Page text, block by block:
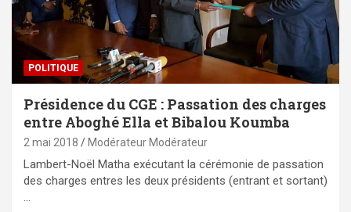
POLITIQUE
Présidence du CGE : Passation des charges
entre Aboghé Ella et Bibalou Koumba
2 mai 2018 Modérateur Modérateur
Lambert-Noël Matha exécutant la cérémonie de passation
des charges entres les deux présidents (entrant et sortant)
…